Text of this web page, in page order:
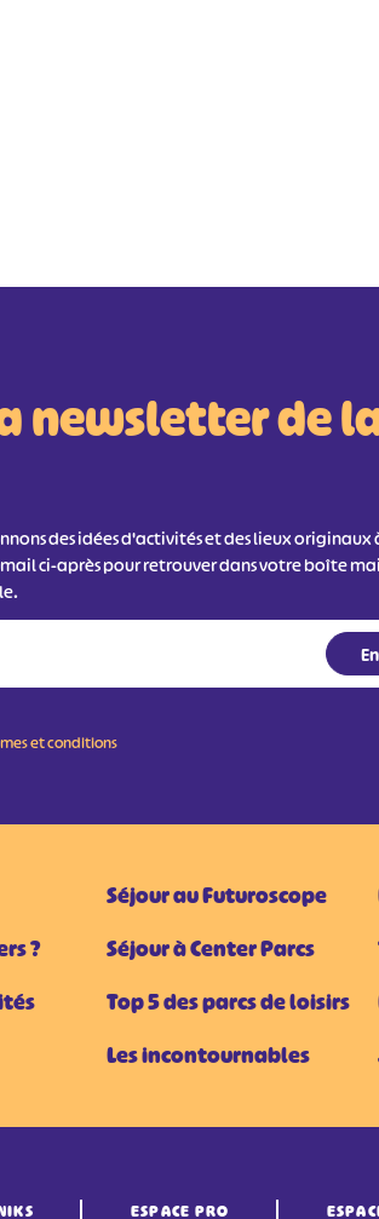
newsletter de
des idées d'activités et des lieux originaux
ci-après pour retrouver dans votre boîte
et conditions
?
Séjour au Futuroscope
Séjour à Center Parcs
Top 5 des parcs de loisirs
Les incontournables
ESPACE PRO